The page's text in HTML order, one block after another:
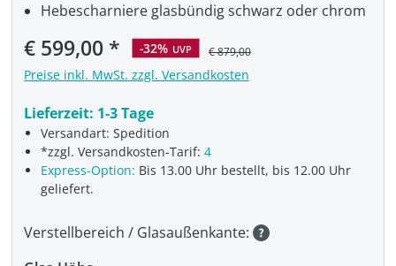
Verkaufspreis:
€ 599,00 -32% UVP € 879,00
Preise inkl. MwSt. zzgl. Versandkosten
Lieferzeit: 1-3 Tage
Versandart: Spedition
*zzgl. Versandkosten-Tarif:4
Express-Option: Bis 13.00 Uhr bestellt, bis 12.00 Uhr
geliefert.
Hebescharniere glasbündig schwarz oder chrom
Verstellbereich / Glasaußenkante: